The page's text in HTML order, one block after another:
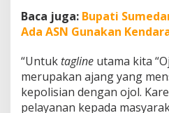
A
d
D
e
k
l
a
Baca juga: Bupati
Ada ASN Gunakan
“Untuk tagline utama kita
merupakan ajang yang
kepolisian dengan ojol.
pelayanan kepada